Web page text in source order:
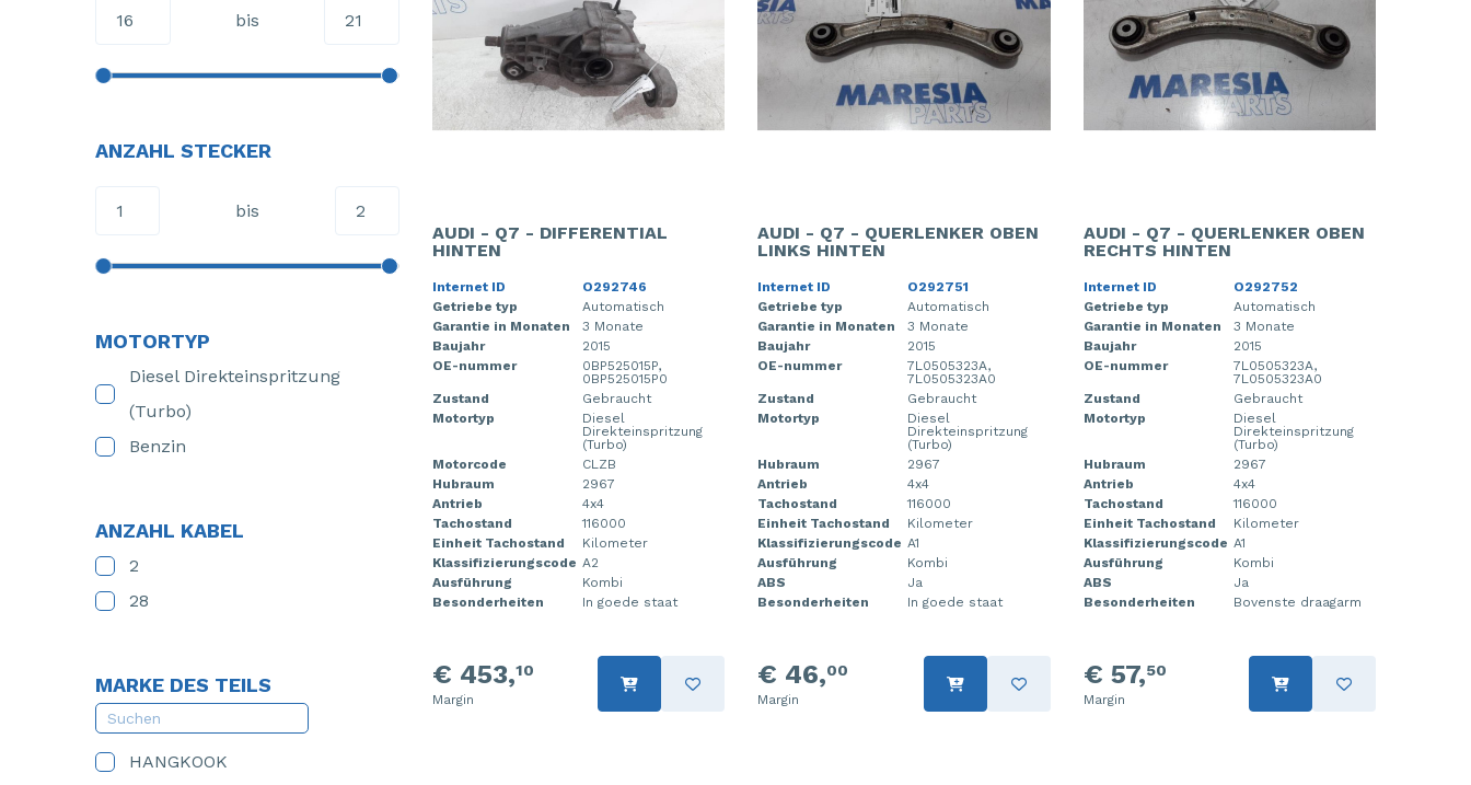
bis
ANZAHL STECKER
bis
MOTORTYP
Diesel Direkteinspritzung
(Turbo)
Benzin
ANZAHL KABEL
2
28
MARKE DES TEILS
HANGKOOK
AUDI - Q7 - DIFFERENTIAL
HINTEN
Internet ID
O292746
Getriebe typ
Automatisch
Garantie in Monaten
3 Monate
Baujahr
2015
OE-nummer
0BP525015P,
0BP525015P0
Zustand
Gebraucht
Motortyp
Diesel
Direkteinspritzung
(Turbo)
Motorcode
CLZB
Hubraum
2967
Antrieb
4x4
Tachostand
116000
Einheit Tachostand
Kilometer
Klassifizierungscode A2
Ausführung
Kombi
Besonderheiten
In goede staat
€ 453,10
Margin
AUDI - Q7 - QUERLENKER OBEN
LINKS HINTEN
Internet ID
O292751
Getriebe typ
Automatisch
Garantie in Monaten
3 Monate
Baujahr
2015
OE-nummer
7L0505323A,
7L0505323A0
Zustand
Gebraucht
Motortyp
Diesel
Direkteinspritzung
(Turbo)
Hubraum
2967
Antrieb
4x4
Tachostand
116000
Einheit Tachostand
Kilometer
Klassifizierungscode A1
Ausführung
Kombi
ABS
Ja
Besonderheiten
In goede staat
€ 46,00
Margin
AUDI - Q7 - QUERLENKER OBEN
RECHTS HINTEN
Internet ID
O292752
Getriebe typ
Automatisch
Garantie in Monaten
3 Monate
Baujahr
2015
OE-nummer
7L0505323A,
7L0505323A0
Zustand
Gebraucht
Motortyp
Diesel
Direkteinspritzung
(Turbo)
Hubraum
2967
Antrieb
4x4
Tachostand
116000
Einheit Tachostand
Kilometer
Klassifizierungscode A1
Ausführung
Kombi
ABS
Ja
Besonderheiten
Bovenste draagarm
€ 57,50
Margin